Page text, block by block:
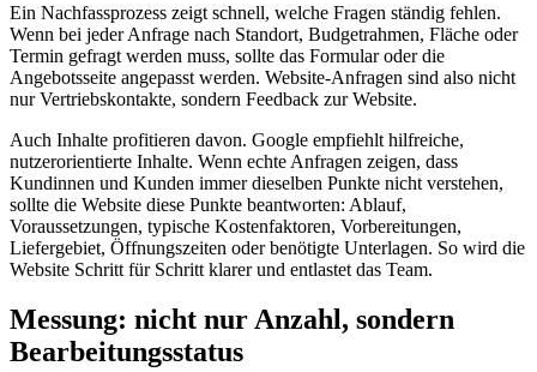
Ein Nachfassprozess zeigt schnell, welche Fragen ständig fehlen.
Wenn bei jeder Anfrage nach Standort, Budgetrahmen, Fläche oder
Termin gefragt werden muss, sollte das Formular oder die
Angebotsseite angepasst werden. Website-Anfragen sind also nicht
nur Vertriebskontakte, sondern Feedback zur Website.
Auch Inhalte profitieren davon. Google empfiehlt hilfreiche,
nutzerorientierte Inhalte. Wenn echte Anfragen zeigen, dass
Kundinnen und Kunden immer dieselben Punkte nicht verstehen,
sollte die Website diese Punkte beantworten: Ablauf,
Voraussetzungen, typische Kostenfaktoren, Vorbereitungen,
Liefergebiet, Öffnungszeiten oder benötigte Unterlagen. So wird die
Website Schritt für Schritt klarer und entlastet das Team.
Messung: nicht nur Anzahl, sondern
Bearbeitungsstatus